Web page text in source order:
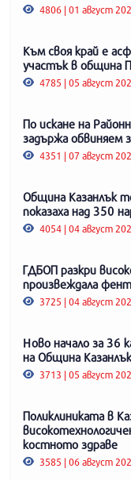
4806 | 01 август
Към своя край е
участък в община
4785 | 05 август
По искане на
задържа обвиняем
4351 | 07 август
Община Казанлък
показаха над 350
4054 | 04 август
ГДБОП разкри
произвеждала
3725 | 04 август
Ново начало за 36
на Община Казанлък
3713 | 05 август
Поликлиниката в
костното здраве
3585 | 06 август